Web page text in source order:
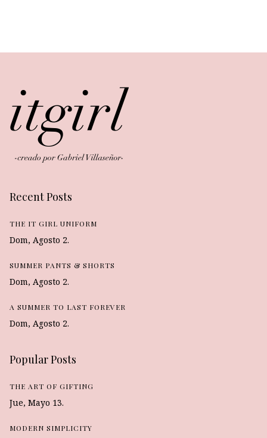
Recent Posts
THE IT GIRL UNIFORM
Dom, Agosto 2.
SUMMER PANTS & SHORTS
Dom, Agosto 2.
A SUMMER TO LAST FOREVER
Dom, Agosto 2.
Popular Posts
THE ART OF GIFTING
Jue, Mayo 13.
MODERN SIMPLICITY